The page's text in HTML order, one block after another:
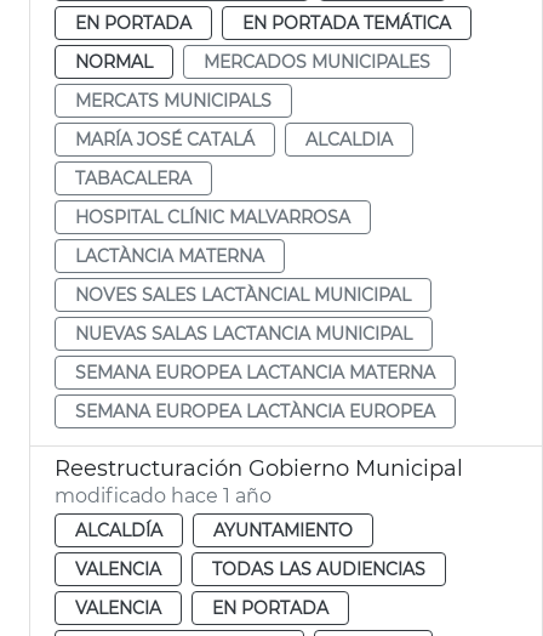
EN PORTADA
EN PORTADA TEMÁTICA
NORMAL
MERCADOS MUNICIPALES
MERCATS MUNICIPALS
MARÍA JOSÉ CATALÁ
ALCALDIA
TABACALERA
HOSPITAL CLÍNIC MALVARROSA
LACTÀNCIA MATERNA
NOVES SALES LACTÀNCIAL MUNICIPAL
NUEVAS SALAS LACTANCIA MUNICIPAL
SEMANA EUROPEA LACTANCIA MATERNA
SEMANA EUROPEA LACTÀNCIA EUROPEA
Reestructuración Gobierno Municipal
modificado hace 1 año
ALCALDÍA
AYUNTAMIENTO
VALENCIA
TODAS LAS AUDIENCIAS
VALENCIA
EN PORTADA